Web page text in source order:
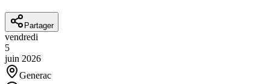
Partager
vendredi
5
juin 2026
Generac